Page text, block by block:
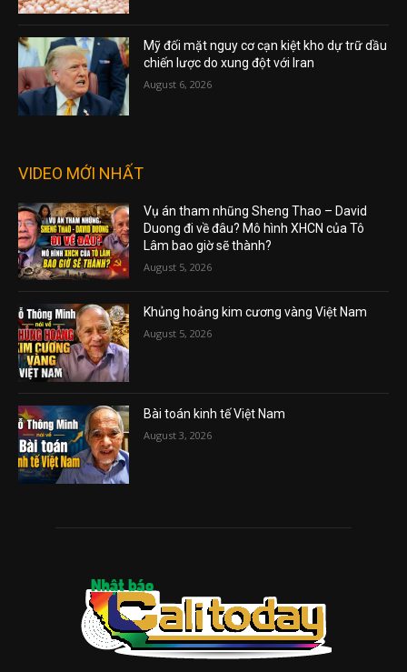
Mỹ đối mặt nguy cơ cạn kiệt kho dự trữ dầu
chiến lược do xung đột với Iran
August 6, 2026
VIDEO MỚI NHẤT
Vụ án tham nhũng Sheng Thao – David
Duong đi về đâu? Mô hình XHCN của Tô
Lâm bao giờ sẽ thành?
August 5, 2026
Khủng hoảng kim cương vàng Việt Nam
August 5, 2026
Bài toán kinh tế Việt Nam
August 3, 2026